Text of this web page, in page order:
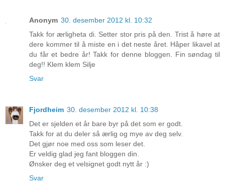
Anonym 30. desember 2012 kl. 10:32
Takk for ærligheta di. Setter stor pris på den. Trist å høre at
dere kommer til å miste en i det neste året. Håper likavel at
du får et bedre år! Takk for denne bloggen. Fin søndag til
deg!! Klem klem Silje
Svar
Fjordheim 30. desember 2012 kl. 10:38
Det er sjelden et år bare byr på det som er godt.
Takk for at du deler så ærlig og mye av deg selv.
Det gjør noe med oss som leser det.
Er veldig glad jeg fant bloggen din.
Ønsker deg et velsignet godt nytt år :)
Svar